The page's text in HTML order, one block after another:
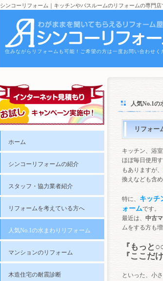
シンコーリフォーム｜キッチンやバスルームのリフォームの専門店
住みながらリフォームも可能！ご希望の方は一度お問い合わせく
人気No.1の
リフォ
キッチン、浴
ほぼ毎日使用
もありますが、
換えなども含
特に、
キッチ
ォームです。
最近は、 中古
ムをする方も
『もっと
『ここだ
といった、小
ホーム
シンコーリフォームの紹介
スタッフ・協力業者紹介
リフォームを考えている方へ
人気No.1の水まわりリフォーム
マンションのリフォーム
木造住宅の耐震診断